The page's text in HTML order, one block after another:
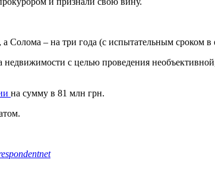
Солома – на три года (с испытательным сроком в
с целью проведения
на сумму в 81 млн грн.